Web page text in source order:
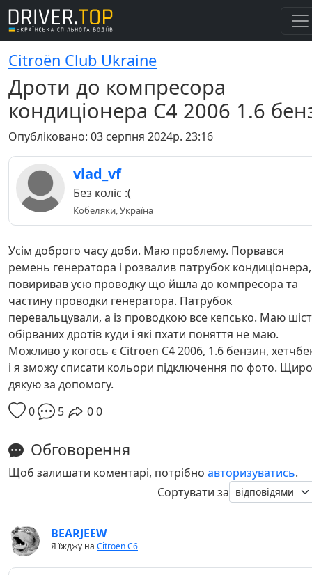
Citroёn Club Ukraine
Дроти до компресора
кондиціонера С4 2006 1.6
Опубліковано: 03 серпня 2024р. 23:16
vlad_vf
Без коліс :(
Кобеляки, Україна
Усім доброго часу доби. Маю проблему. Порвався
ремень генератора і розвалив патрубок кондиціонера,
повиривав усю проводку що йшла до компресора та
частину проводки генератора. Патрубок
перевальцували, а із проводкою все кепсько. Маю
обірваних дротів куди і які пхати поняття не маю.
Можливо у когось є Citroen C4 2006, 1.6 бензин,
і я зможу списати кольори підключення по фото. Щиро
дякую за допомогу.
0
5 00
Обговорення
Щоб залишати коментарі, потрібно авторизуватись.
Сортувати за
BEARJEEW
Я їжджу на Citroen C6